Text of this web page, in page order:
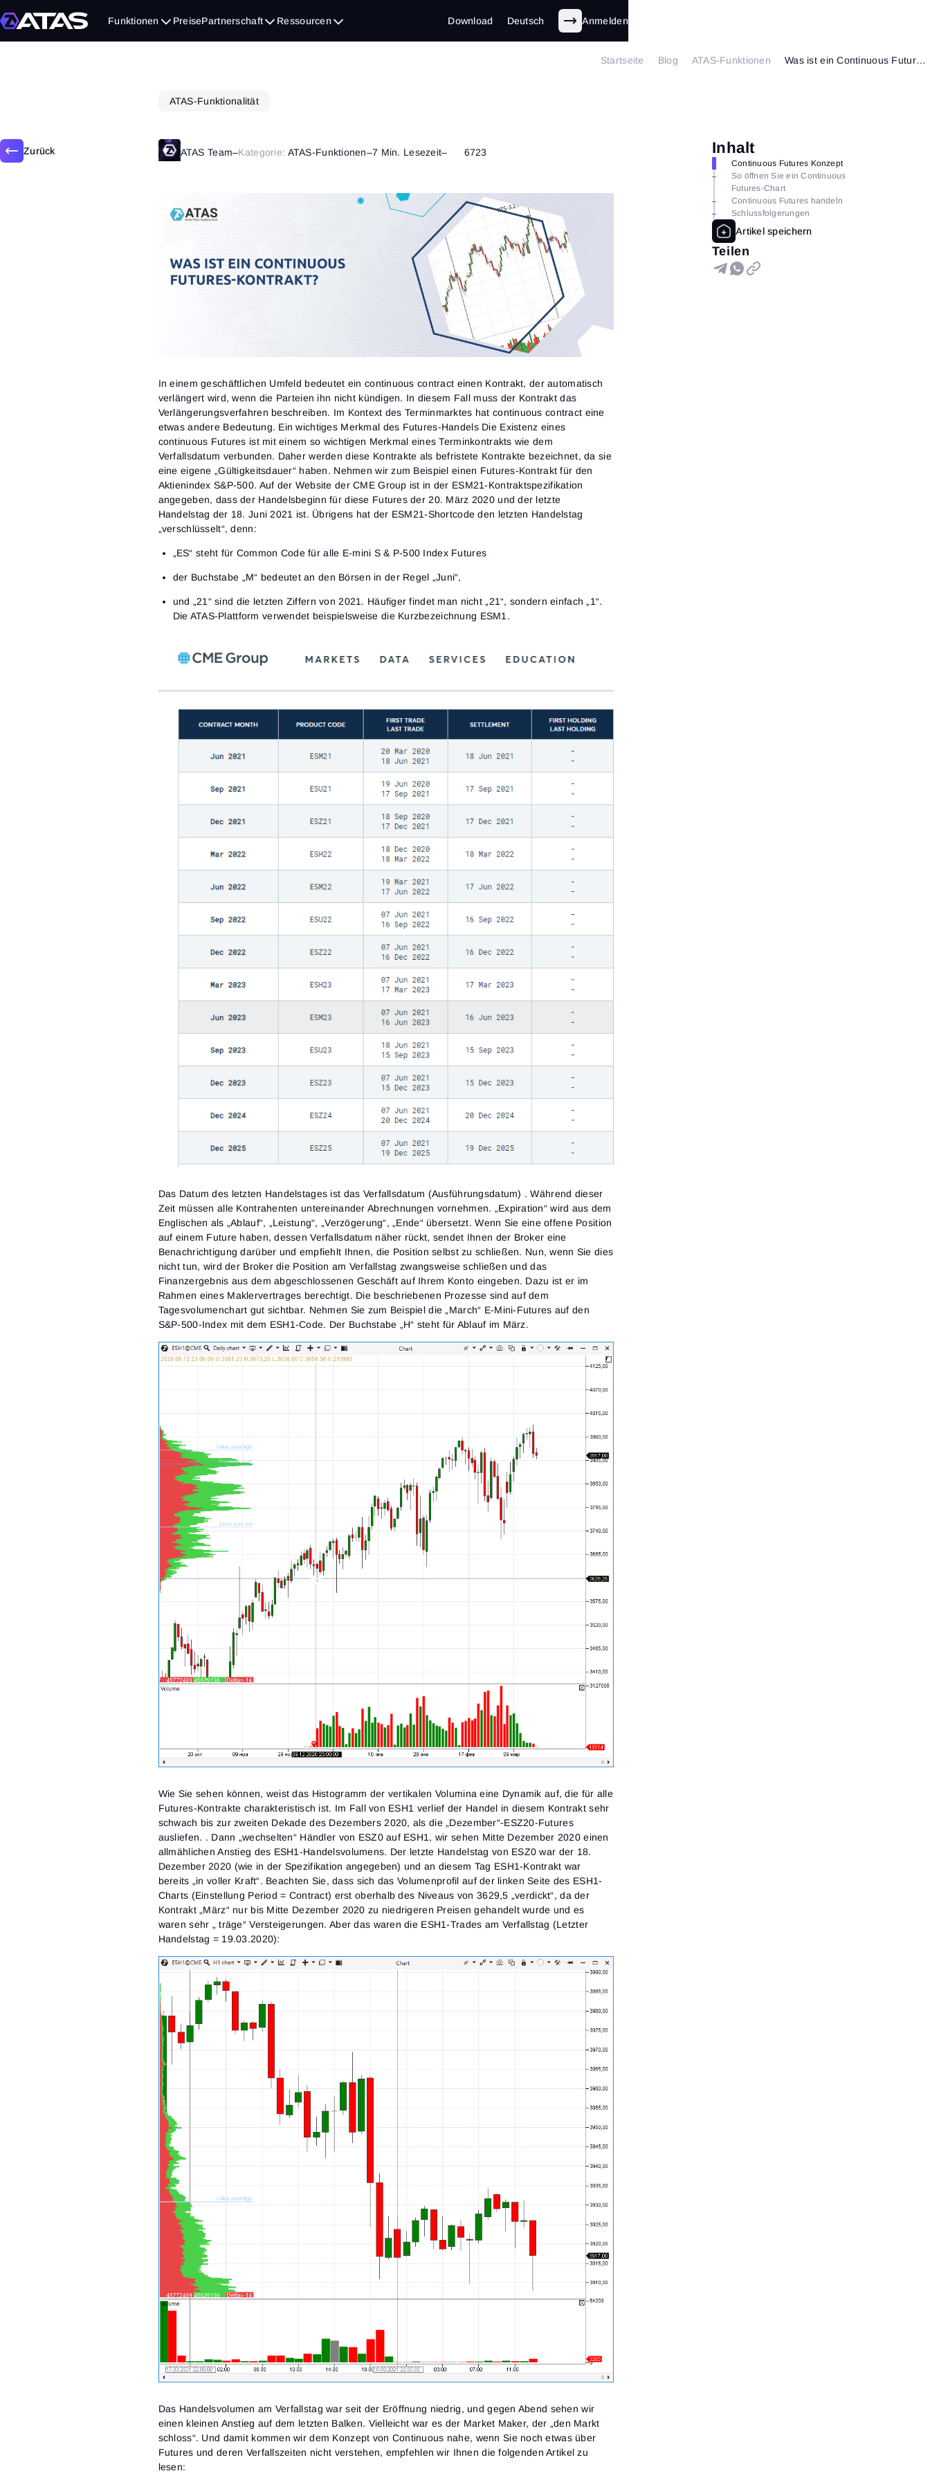
Funktionen PreisePartnerschaft Ressourcen Download Deutsch Anmelden
Startseite Blog ATAS-Funktionen Was ist ein Continuous Futures-Kontrakt?
Zurück
ATAS-Funktionalität
ATAS Team–Kategorie: ATAS-Funktionen–7 Min. Lesezeit– 6723 Inhalt
Continuous Futures Konzept
So öffnen Sie ein Continuous
Futures-Chart
Continuous Futures handeln
Schlussfolgerungen
Teilen
In einem geschäftlichen Umfeld bedeutet ein continuous contract einen Kontrakt, der automatisch
verlängert wird, wenn die Parteien ihn nicht kündigen. In diesem Fall muss der Kontrakt das
Verlängerungsverfahren beschreiben. Im Kontext des Terminmarktes hat continuous contract eine
etwas andere Bedeutung. Ein wichtiges Merkmal des Futures-Handels Die Existenz eines
continuous Futures ist mit einem so wichtigen Merkmal eines Terminkontrakts wie dem
Verfallsdatum verbunden. Daher werden diese Kontrakte als befristete Kontrakte bezeichnet, da sie
eine eigene „Gültigkeitsdauer“ haben. Nehmen wir zum Beispiel einen Futures-Kontrakt für den
Aktienindex S&P-500. Auf der Website der CME Group ist in der ESM21-Kontraktspezifikation
angegeben, dass der Handelsbeginn für diese Futures der 20. März 2020 und der letzte
Handelstag der 18. Juni 2021 ist. Übrigens hat der ESM21-Shortcode den letzten Handelstag
„verschlüsselt“, denn:
„ES“ steht für Common Code für alle E-mini S & P-500 Index Futures
der Buchstabe „M“ bedeutet an den Börsen in der Regel „Juni“,
und „21“ sind die letzten Ziffern von 2021. Häufiger findet man nicht „21“, sondern einfach „1“.
Die ATAS-Plattform verwendet beispielsweise die Kurzbezeichnung ESM1.
Das Datum des letzten Handelstages ist das Verfallsdatum (Ausführungsdatum) . Während dieser
Zeit müssen alle Kontrahenten untereinander Abrechnungen vornehmen. „Expiration“ wird aus dem
Englischen als „Ablauf“, „Leistung“, „Verzögerung“, „Ende“ übersetzt. Wenn Sie eine offene Position
auf einem Future haben, dessen Verfallsdatum näher rückt, sendet Ihnen der Broker eine
Benachrichtigung darüber und empfiehlt Ihnen, die Position selbst zu schließen. Nun, wenn Sie dies
nicht tun, wird der Broker die Position am Verfallstag zwangsweise schließen und das
Finanzergebnis aus dem abgeschlossenen Geschäft auf Ihrem Konto eingeben. Dazu ist er im
Rahmen eines Maklervertrages berechtigt. Die beschriebenen Prozesse sind auf dem
Tagesvolumenchart gut sichtbar. Nehmen Sie zum Beispiel die „March“ E-Mini-Futures auf den
S&P-500-Index mit dem ESH1-Code. Der Buchstabe „H“ steht für Ablauf im März.
Wie Sie sehen können, weist das Histogramm der vertikalen Volumina eine Dynamik auf, die für alle
Futures-Kontrakte charakteristisch ist. Im Fall von ESH1 verlief der Handel in diesem Kontrakt sehr
schwach bis zur zweiten Dekade des Dezembers 2020, als die „Dezember“-ESZ20-Futures
ausliefen. . Dann „wechselten“ Händler von ESZ0 auf ESH1, wir sehen Mitte Dezember 2020 einen
allmählichen Anstieg des ESH1-Handelsvolumens. Der letzte Handelstag von ESZ0 war der 18.
Dezember 2020 (wie in der Spezifikation angegeben) und an diesem Tag ESH1-Kontrakt war
bereits „in voller Kraft“. Beachten Sie, dass sich das Volumenprofil auf der linken Seite des ESH1-
Charts (Einstellung Period = Contract) erst oberhalb des Niveaus von 3629,5 „verdickt“, da der
Kontrakt „März“ nur bis Mitte Dezember 2020 zu niedrigeren Preisen gehandelt wurde und es
waren sehr „ träge“ Versteigerungen. Aber das waren die ESH1-Trades am Verfallstag (Letzter
Handelstag = 19.03.2020):
Das Handelsvolumen am Verfallstag war seit der Eröffnung niedrig, und gegen Abend sehen wir
einen kleinen Anstieg auf dem letzten Balken. Vielleicht war es der Market Maker, der „den Markt
schloss“. Und damit kommen wir dem Konzept von Continuous nahe, wenn Sie noch etwas über
Futures und deren Verfallszeiten nicht verstehen, empfehlen wir Ihnen die folgenden Artikel zu
lesen:
Anmeldung
E-Mail-Adresse
Passwort
Passwort zurücksetzen
Gib deine E-Mail-Adresse ein, und wir schicken dir einen
Link, um ein neues Passwort zu erstellen.
E-Mail-Adresse
Registrierung
Ich möchte Sonderangebote von ATAS erhalten
Ich akzeptiere die